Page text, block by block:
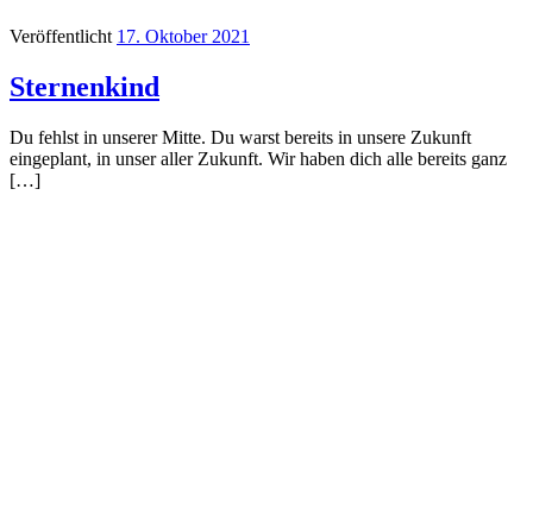
Veröffentlicht 17. Oktober 2021
Sternenkind
Du fehlst in unserer Mitte. Du warst bereits in unsere Zukunft
eingeplant, in unser aller Zukunft. Wir haben dich alle bereits ganz
[…]